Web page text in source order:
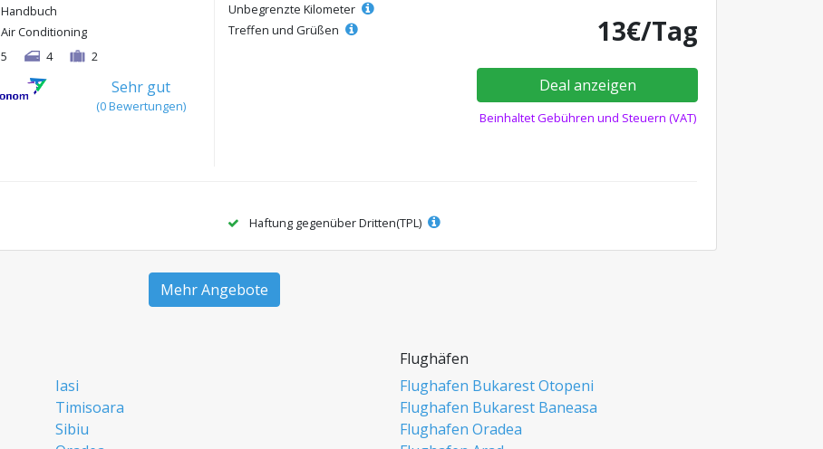
Handbuch
Air Conditioning
5
4 2
Sehr gut
(0 Bewertungen)
Unbegrenzte Kilometer
Treffen und Grüßen
13€/Tag
Deal anzeigen
Beinhaltet Gebühren und Steuern (VAT)
Haftung gegenüber Dritten(TPL)
Mehr Angebote
Iasi
Timisoara
Sibiu
Flughäfen
Flughafen Bukarest Otopeni
Flughafen Bukarest Baneasa
Flughafen Oradea